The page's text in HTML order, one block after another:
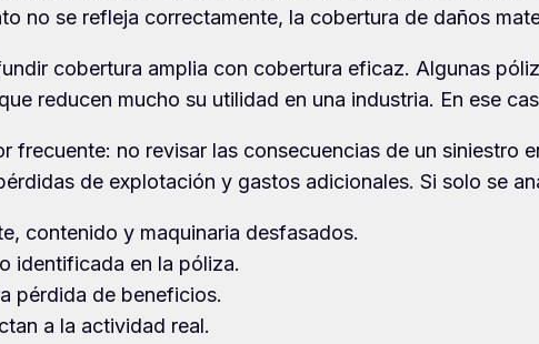
no se refleja correctamente, la cobertura de daños
cobertura amplia con cobertura eficaz. Algunas
reducen mucho su utilidad en una industria. En ese
frecuente: no revisar las consecuencias de un
de explotación y gastos adicionales. Si solo se
contenido y maquinaria desfasados.
identificada en la póliza.
pérdida de beneficios.
a la actividad real.